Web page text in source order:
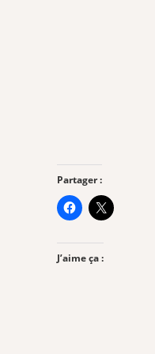
Partager :
J’aime ça :